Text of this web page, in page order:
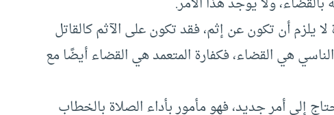
يلزم أن تكون عن إثم، فقد تكون على الآثم كالقاتل
هي القضاء، فكفارة المتعمد هي القضاء أيضًا مع
إلى أمر جديد، فهو مأمور بأداء الصلاة بالخطاب